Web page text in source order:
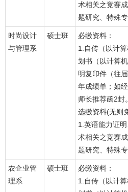
术相关之竞赛
题研究、特殊
时尚设计
与管理系
硕士班
必缴资料：
1.自传（以计
划书（以计算
明复印件（往
年成绩单；如
师长推荐函2封。
选缴资料(无则
1.英语能力证
术相关之竞赛
题研究、特殊
农企业管
理系
硕士班
必缴资料：
1.自传（以计